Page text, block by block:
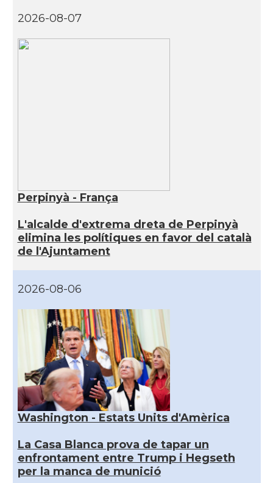
2026-08-07
Perpinyà - França
L'alcalde d'extrema dreta de Perpinyà
elimina les polítiques en favor del català
de l'Ajuntament
2026-08-06
Washington - Estats Units d'Amèrica
La Casa Blanca prova de tapar un
enfrontament entre Trump i Hegseth
per la manca de munició